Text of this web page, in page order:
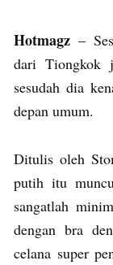
Hotmagz –
dari Tiongkok
sesudah dia
depan umum.
Ditulis oleh
putih itu
sangatlah
dengan bra
celana super